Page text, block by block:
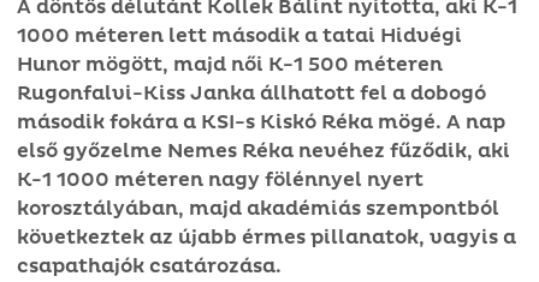
A döntős délutánt Kollek Bálint nyitotta, aki K-1
1000 méteren lett második a tatai Hidvégi
Hunor mögött, majd női K-1 500 méteren
Rugonfalvi-Kiss Janka állhatott fel a dobogó
második fokára a KSI-s Kiskó Réka mögé. A nap
első győzelme Nemes Réka nevéhez fűződik, aki
K-1 1000 méteren nagy fölénnyel nyert
korosztályában, majd akadémiás szempontból
következtek az újabb érmes pillanatok, vagyis a
csapathajók csatározása.